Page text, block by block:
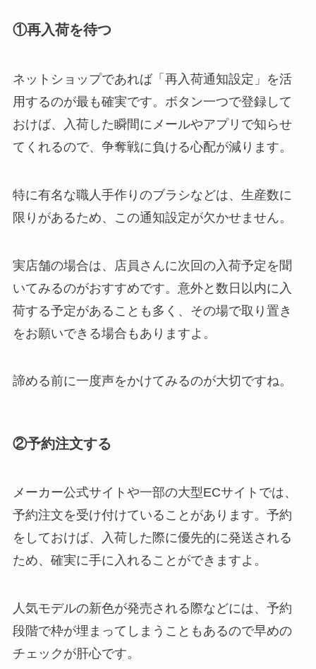
①再入荷を待つ
ネットショップであれば「再入荷通知設定」を活
用するのが最も確実です。ボタン一つで登録して
おけば、入荷した瞬間にメールやアプリで知らせ
てくれるので、争奪戦に負ける心配が減ります。
特に有名な職人手作りのブラシなどは、生産数に
限りがあるため、この通知設定が欠かせません。
実店舗の場合は、店員さんに次回の入荷予定を聞
いてみるのがおすすめです。意外と数日以内に入
荷する予定があることも多く、その場で取り置き
をお願いできる場合もありますよ。
諦める前に一度声をかけてみるのが大切ですね。
②予約注文する
メーカー公式サイトや一部の大型ECサイトでは、
予約注文を受け付けていることがあります。予約
をしておけば、入荷した際に優先的に発送される
ため、確実に手に入れることができますよ。
人気モデルの新色が発売される際などには、予約
段階で枠が埋まってしまうこともあるので早めの
チェックが肝心です。